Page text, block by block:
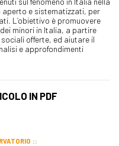
e sistematizzati, per
L’obiettivo è promuovere
minori in Italia, a partire
offerte, ed aiutare il
e approfondimenti
IN PDF